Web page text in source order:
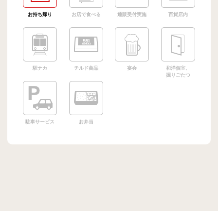
お持ち帰り お店で食べる 通販受付実施 百貨店内
駅ナカ チルド商品 宴会
和洋個室、
掘りごたつ
駐車サービス お弁当